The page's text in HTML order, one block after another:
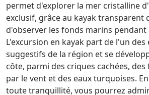
permet d'explorer la mer cristalline
exclusif, grâce au kayak transparent
d'observer les fonds marins pendant
L'excursion en kayak part de l'un
suggestifs de la région et se
côte, parmi des criques cachées, des
par le vent et des eaux turquoises.
toute tranquillité, vous pourrez